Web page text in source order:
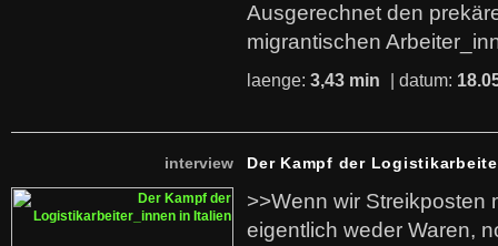
Ausgerechnet den
migrantischen
laenge: 3,43 min | datum:
interview Der Kampf der
>>Wenn wir Streikposten
eigentlich weder Waren,